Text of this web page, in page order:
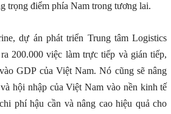
trọng điểm phía Nam trong tương lai.
dự án phát triển Trung tâm Logistics
200.000 việc làm trực tiếp và gián tiếp,
GDP của Việt Nam. Nó cũng sẽ nâng
hội nhập của Việt Nam vào nền kinh tế
phí hậu cần và nâng cao hiệu quả cho